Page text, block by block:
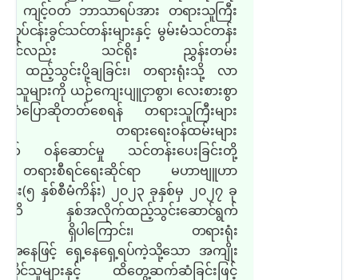
ာ ကျင့်ဝတ် ဘာသာရပ်အား တရားသူကြီး
လုပ်ငန်းခွင်သင်တန်းများနှင့် မွမ်းမံသင်တန်း
ားတွင်လည်း သင်ရိုး ညွှန်းတမ်း
စ် ထည့်သွင်းပို့ချခြင်း၊ တရားရုံးသို့ လာ
သူများကို ယဉ်ကျေးပျူငှာစွာ၊ လေးစားစွာ
ပြောဆိုတတ်စေရန် တရားသူကြီးများ
တရားရေးဝန်ထမ်းများ
ဝန်ဆောင်မှု သင်တန်းပေးခြင်းတို့
ရားစီရင်ရေးဆိုင်ရာ မဟာဗျူဟာ
န်း(၅ နှစ်စီမံကိန်း)
၂၀၂၃ ခုနှစ်မှ ၂၀၂၇ ခု
အထိ နှစ်အလိုက်ထည့်သွင်းဆောင်ရွက်
က် ရှိပါကြောင်း၊ တရားရုံး
း အနေဖြင့် ရှေ့နေရှေ့ရပ်ကဲ့သို့သော အကျိုး
င်သူများနှင့် ထိတွေ့ဆက်ဆံခြင်းဖြင့်